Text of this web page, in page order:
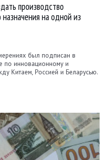
производство
назначения на одной из
был подписан в
инновационному и
Китаем, Россией и Беларусью.